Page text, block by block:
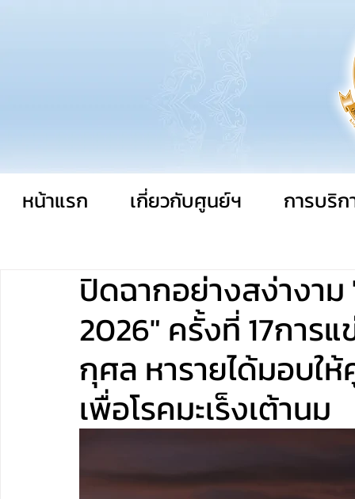
หน้าแรก เกี่ยวกับศูนย์ฯ การบริก
ปิดฉากอย่างสง่างา
2026" ครั้งที่ 17การ
กุศล หารายได้มอบใ
เพื่อโรคมะเร็งเต้านม